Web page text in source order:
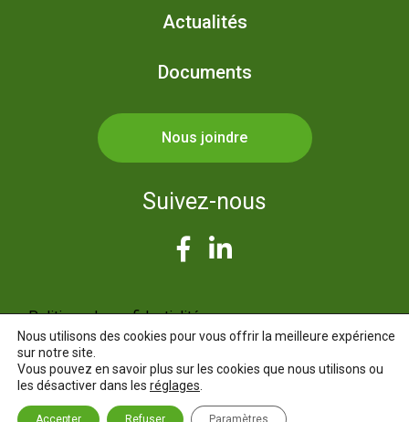
Actualités
Documents
Nous joindre
Suivez-nous
Politique de confidentialité
©2026 – Centre de recherche sur la
Site web réalisé par
Nous utilisons des cookies pour vous offrir la meilleure expérience
sur notre site.
Vous pouvez en savoir plus sur les cookies que nous utilisons ou
les désactiver dans les réglages
Accepter Refuser Paramètres